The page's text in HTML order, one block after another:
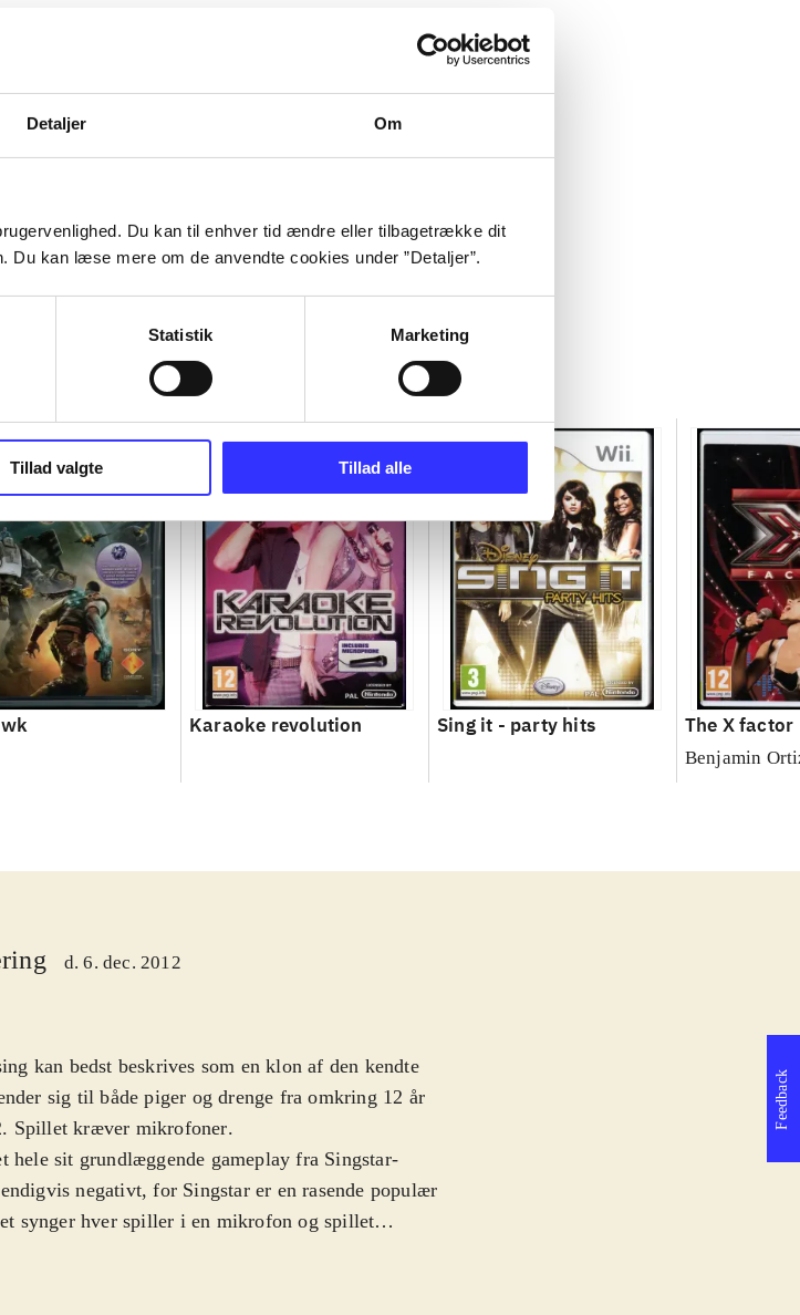
Detaljer Om
Du kan til enhver tid ændre eller tilbagetrække dit
Du kan læse mere om de anvendte cookies under ”Detaljer”.
Statistik Marketing
Tillad valgte Tillad alle
Karaoke revolution Sing it - party hits The X factor
Benjamin
d. 6. dec. 2012
kan bedst beskrives som en klon af den kendte
sig til både piger og drenge fra omkring 12 år
Spillet kræver mikrofoner.
hele sit grundlæggende gameplay fra Singstar-
negativt, for Singstar er en rasende populær
synger hver spiller i en mikrofon og spillet
- det er rørende simpelt, så alle kan være
Feedback